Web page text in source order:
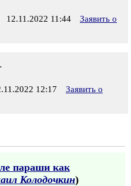
12.11.2022 11:44
Заявить о
12:17
Заявить о
параши как
Колодочкин)